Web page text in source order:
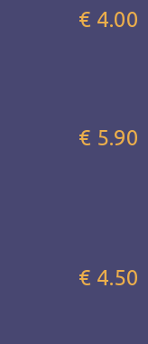
€ 4.00
€ 5.90
€ 4.50